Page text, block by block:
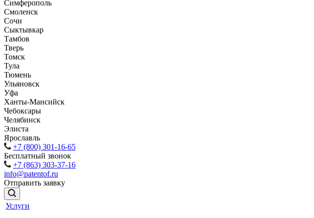
Симферополь
Смоленск
Сочи
Сыктывкар
Тамбов
Тверь
Томск
Тула
Тюмень
Ульяновск
Уфа
Ханты-Мансийск
Чебоксары
Челябинск
Элиста
Ярославль
+7 (800) 301-16-65
Бесплатный звонок
+7 (863) 303-37-16
info@patentof.ru
Отправить заявку
Услуги